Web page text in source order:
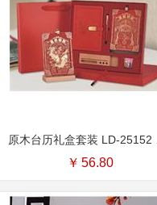
￥ 56.80